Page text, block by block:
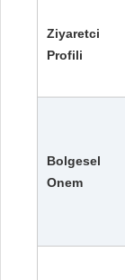
Ziyaretci
Profili
Bolgesel
Onem